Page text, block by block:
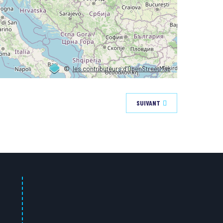
©les contributeurs d’OpenStreetMap
SUIVANT